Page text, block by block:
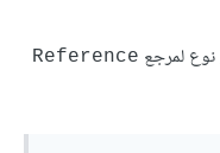
لمرجع Reference